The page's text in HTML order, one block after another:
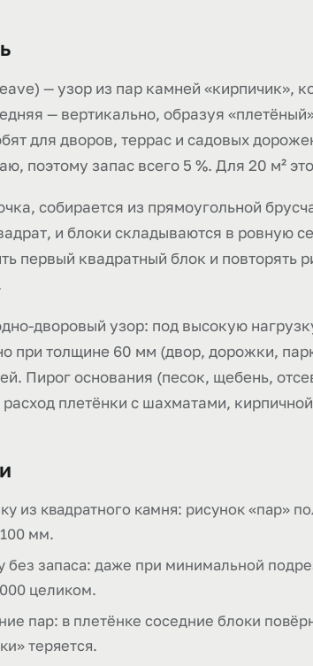
— узор из пар камней «кирпичик»,
— вертикально, образуя
для дворов, террас и садовых
поэтому запас всего 5 %. Для 20 м²
собирается из прямоугольной
и блоки складываются в ровную
первый квадратный блок и повторять
дворовый узор: под высокую
при толщине 60 мм (двор, дорожки,
Пирог основания (песок, щебень,
плетёнки с шахматами,
из квадратного камня: рисунок «пар»
мм.
без запаса: даже при минимальной
целиком.
пар: в плетёнке соседние блоки
теряется.